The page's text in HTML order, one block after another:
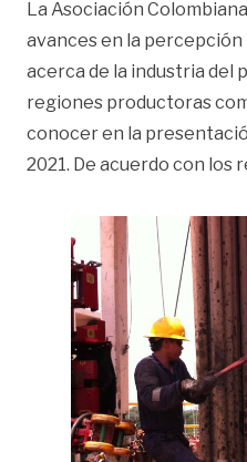
La Asociación
avances en la
acerca de la industria del
regiones productoras
conocer en la
2021. De acuerdo con los